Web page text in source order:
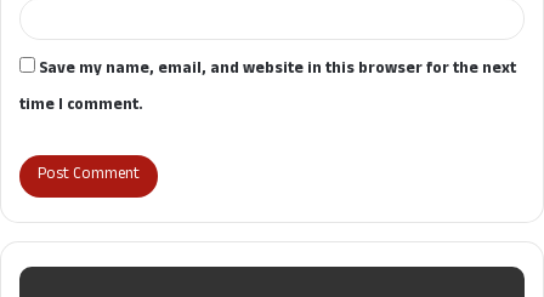
Save my name, email, and website in this browser for the next
time I comment.